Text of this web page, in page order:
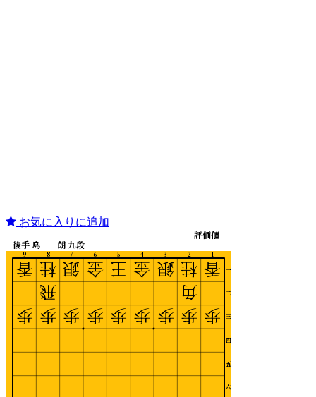
お気に入りに追加
1
2
3
4
5
6
7
8
9
一
二
三
四
五
六
後手 島 朗 九段
評価値 -
香
歩
桂
角
歩
銀
歩
金
歩
王
歩
金
歩
銀
歩
桂
飛
歩
香
歩